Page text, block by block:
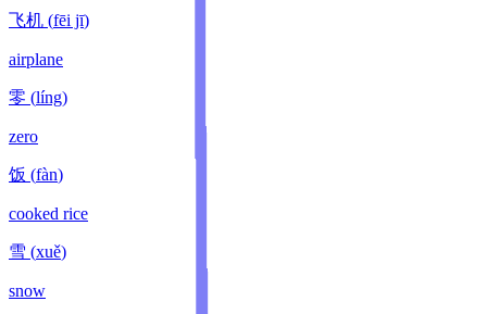
飞机 (fēi jī)
airplane
零 (líng)
zero
饭 (fàn)
cooked rice
雪 (xuě)
snow